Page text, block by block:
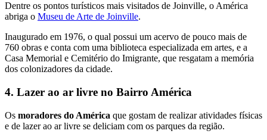
Dentre os pontos turísticos mais visitados de Joinville, o América
abriga o Museu de Arte de Joinville.
Inaugurado em 1976, o qual possui um acervo de pouco mais de
760 obras e conta com uma biblioteca especializada em artes, e a
Casa Memorial e Cemitério do Imigrante, que resgatam a memória
dos colonizadores da cidade.
4. Lazer ao ar livre no Bairro América
Os moradores do América que gostam de realizar atividades físicas
e de lazer ao ar livre se deliciam com os parques da região.